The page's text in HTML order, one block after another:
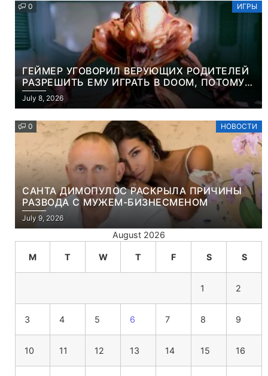
0 ИГРЫ
ГЕЙМЕР УГОВОРИЛ ВЕРУЮЩИХ РОДИТЕЛЕЙ
РАЗРЕШИТЬ ЕМУ ИГРАТЬ В DOOM, ПОТОМУ
ЧТО ЭТО ХРИСТИАНСКАЯ ИГРА ПРО
УБИЙСТВО ДЕМОНОВ
July 8, 2026
0 НОВОСТИ
САНТА ДИМОПУЛОС РАСКРЫЛА ПРИЧИНЫ
РАЗВОДА С МУЖЕМ-БИЗНЕСМЕНОМ
July 9, 2026
August 2026
M T W T F S S
1 2
3 4 5 6 7 8 9
10 11 12 13 14 15 16